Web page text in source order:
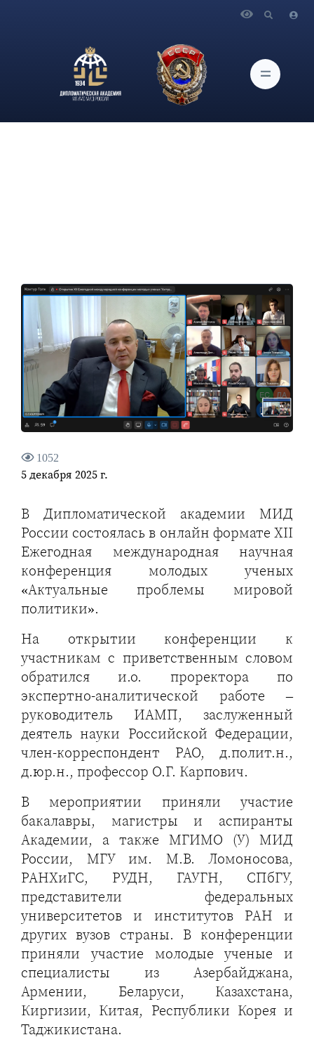
молодых ученых "Актуальные проблемы мировой
1052
5 декабря 2025 г.
В Дипломатической академии МИД
России состоялась в онлайн формате XII
Ежегодная международная научная
конференция молодых ученых
«Актуальные проблемы мировой
политики».
На открытии конференции к
участникам с приветственным словом
обратился и.о. проректора по
экспертно-аналитической работе –
руководитель ИАМП, заслуженный
деятель науки Российской Федерации,
член-корреспондент РАО, д.полит.н.,
д.юр.н., профессор О.Г. Карпович.
В мероприятии приняли участие
бакалавры, магистры и аспиранты
Академии, а также МГИМО (У) МИД
России, МГУ им. М.В. Ломоносова,
РАНХиГС, РУДН, ГАУГН, СПбГУ,
представители федеральных
университетов и институтов РАН и
других вузов страны. В конференции
приняли участие молодые ученые и
специалисты из Азербайджана,
Армении, Беларуси, Казахстана,
Киргизии, Китая, Республики Корея и
Таджикистана.